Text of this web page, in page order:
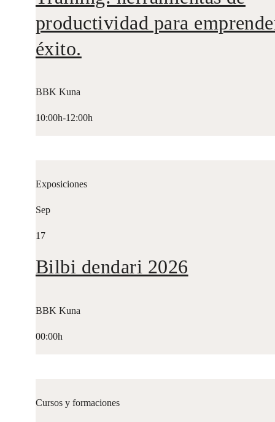
productividad para
éxito.
BBK Kuna
10:00h-12:00h
Exposiciones
Sep
17
Bilbi dendari 2026
BBK Kuna
00:00h
Cursos y formaciones